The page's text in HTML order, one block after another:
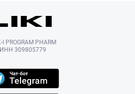
I PROGRAM PHARM
ИНН 309805779